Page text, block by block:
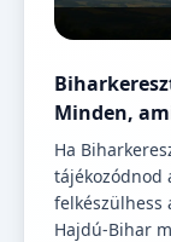
Minden,
Ha
tájékozódnod
felkészülhess
Hajdú-Bihar